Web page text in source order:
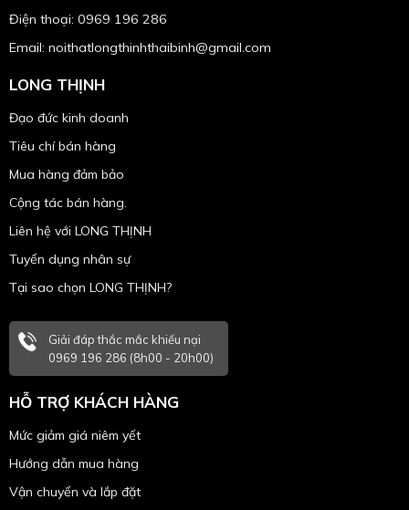
Điện thoại: 0969 196 286
Email: noithatlongthinhthaibinh@gmail.com
LONG THỊNH
Đạo đức kinh doanh
Tiêu chí bán hàng
Mua hàng đảm bảo
Cộng tác bán hàng.
Liên hệ với LONG THỊNH
Tuyển dụng nhân sự
Tại sao chọn LONG THỊNH?
Giải đáp thắc mắc khiếu nại
0969 196 286 (8h00 - 20h00)
HỖ TRỢ KHÁCH HÀNG
Mức giảm giá niêm yết
Hướng dẫn mua hàng
Vận chuyển và lắp đặt